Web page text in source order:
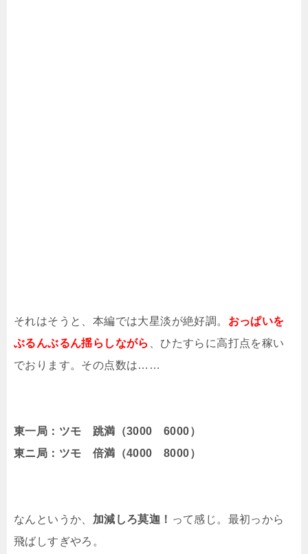
それはそうと、本編では大星淡が絶好調。 おっぱいを
ぶるんぶるん揺らしながら
、ひたすらに高打点を稼い
でおります。その点数は……
東一局：ツモ 跳満（3000 6000）
東ニ局：ツモ 倍満（4000 8000）
なんというか、 加減しろ莫迦！ って感じ。最初っから
飛ばしすぎやろ。